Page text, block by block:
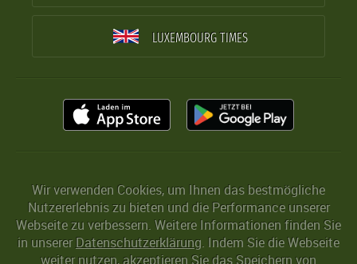
LUXEMBOURG TIMES
Wir verwenden Cookies, um Ihnen das bestmögliche
Nutzererlebnis zu bieten und die Performance unserer
Webseite zu verbessern. Weitere Informationen finden Sie
in unserer Datenschutzerklärung. Indem Sie die Webseite
weiter nutzen, akzeptieren Sie das Speichern von